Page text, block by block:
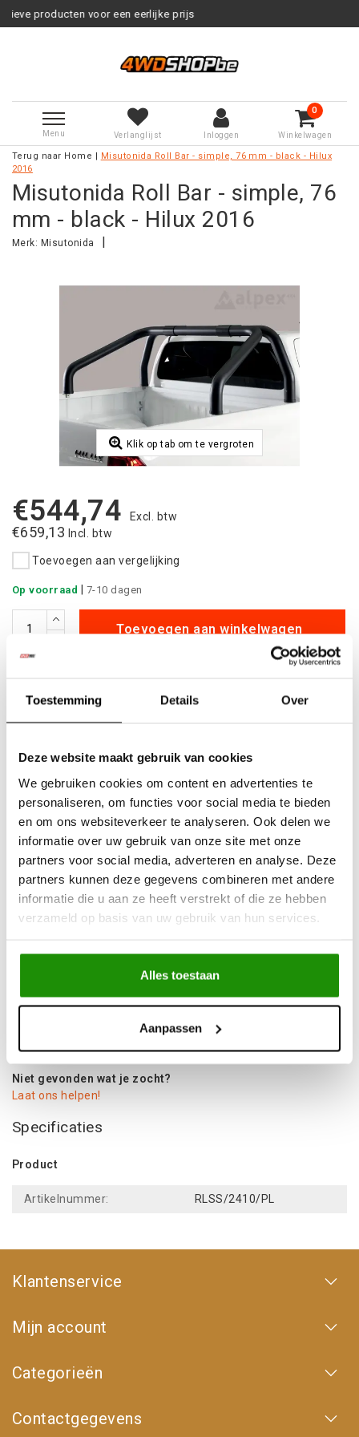
Toestemming Details Over
Deze website maakt gebruik van cookies
We gebruiken cookies om content en advertenties te
personaliseren, om functies voor social media te bieden
en om ons websiteverkeer te analyseren. Ook delen we
informatie over uw gebruik van onze site met onze
partners voor social media, adverteren en analyse. Deze
partners kunnen deze gegevens combineren met andere
informatie die u aan ze heeft verstrekt of die ze hebben
verzameld op basis van uw gebruik van hun services.
Alles toestaan
Aanpassen
een eerlijke prijs
Menu Verlanglijst Inloggen
0
Winkelwagen
Terug naar Home
Misutonida Roll Bar - simple, 76 mm - black - Hilux
2016
Misutonida Roll Bar - simple, 76
mm - black - Hilux 2016
Merk: Misutonida
Klik op tab om te vergroten
€544,74 Excl. btw
€659,13 Incl. btw
Toevoegen aan vergelijking
Op voorraad 7-10 dagen
Toevoegen aan winkelwagen
Advies nodig?Bel ons op +32 (0)89203068
Verzending doorheel Europa
nieuwe
Deel dit product
• Kan met of zonder laadbakbekleding worden
• Optionele lamphouderbeugels zijn ook verkrijgbaar
Niet gevonden wat je zocht?
Laat ons helpen!
Specificaties
Product
Artikelnummer: RLSS/2410/PL
Klantenservice
Mijn account
Categorieën
Contactgegevens